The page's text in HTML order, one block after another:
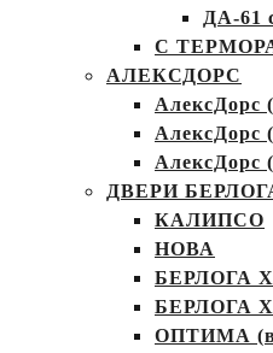
ДА-61
С
АЛЕКСДОРС
АлексДорс
АлексДорс
АлексДорс
ДВЕРИ
КАЛИПСО
НОВА
БЕРЛОГА
БЕРЛОГА
ОПТИМА